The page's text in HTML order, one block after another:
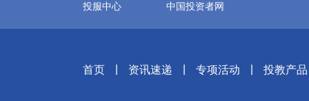
投服中心
中国投资者网
首页 资讯速递 专项活动 投教产品